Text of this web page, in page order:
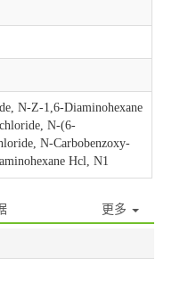
N-Z-1,6-Diaminohexane
N-(6-
N-Carbobenzoxy-
Hcl, N1
更多